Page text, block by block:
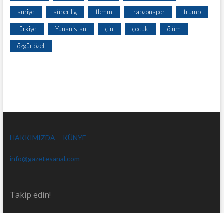
suriye süper lig tbmm trabzonspor trump
türkiye Yunanistan çin çocuk ölüm
özgür özel
HAKKIMIZDA KÜNYE
info@gazetesanal.com
Takip edin!